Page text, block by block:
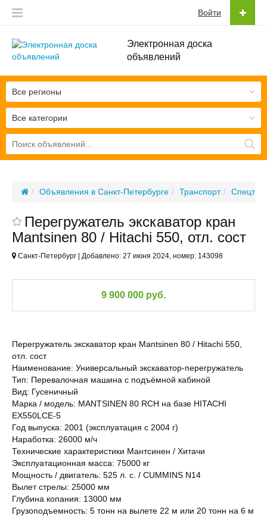
Электронная доска
объявлений
Войти
Все категории
Все регионы
Объявления в Санкт-Петербурге Транспорт
Перегружатель экскаватор кран
Mantsinen 80 / Hitachi 550, отл. сост
Санкт-Петербург | Добавлено: 27 июня 2024, номер: 143098
9 900 000 руб.
Перегружатель экскаватор кран Mantsinen 80 / Hitachi 550,
отл. сост
Наименование: Универсальный экскаватор-перегружатель
Тип: Перевалочная машина с подъёмной кабиной
Вид: Гусеничный
Марка / модель: MANTSINEN 80 RCH на базе HITACHI
EX550LCE-5
Год выпуска: 2001 (эксплуатация с 2004 г)
Наработка: 26000 м/ч
Технические характеристики Мантсинен / Хитачи
Эксплуатационная масса: 75000 кг
Мощность / двигатель: 525 л. с. / CUMMINS N14
Вылет стрелы: 25000 мм
Глубина копания: 13000 мм
Грузоподъемность: 5 тонн на вылете 22 м или 20 тонн на 6 м